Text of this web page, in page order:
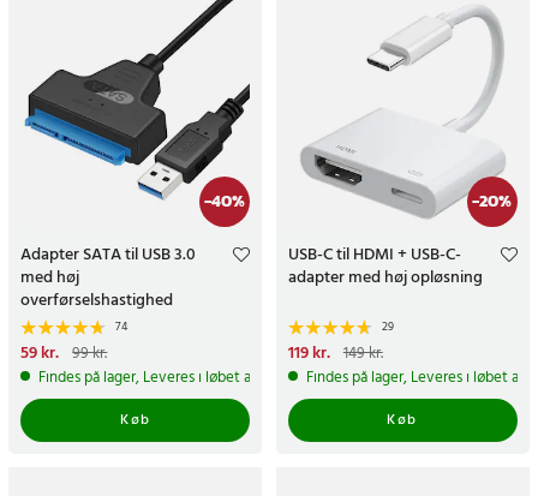
-40%
Adapter SATA til USB 3.0
med høj
overførselshastighed
74
Nuværende pris
pris:99 kr.
59 kr. 99 kr.
Findes på lager, Leveres i løbet af 1-2 hverdage
Køb
-20%
USB-C til HDMI + USB-C-
adapter med høj opløsning
29
Nuværende pris
119 kr.Tidligere pris:149 kr.
119 kr. 149 kr.
Findes på lager, Leveres i løbet af
Køb